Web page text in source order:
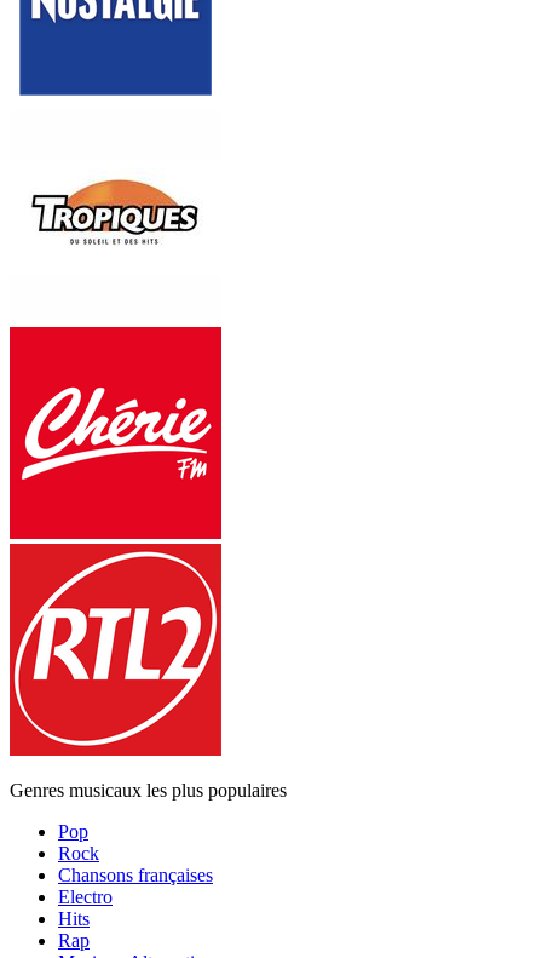
Genres musicaux les plus populaires
Pop
Rock
Chansons françaises
Electro
Hits
Rap